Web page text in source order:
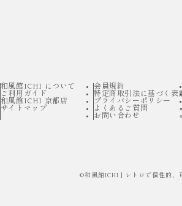
和風館ICHI について
ご利用ガイド
和風館ICHI 京都店
サイトマップ
会員規約
特定商取引法に基づく表
プライバシーポリシー
よくあるご質問
お問い合わせ
©和風館ICHI | レトロで個性的、